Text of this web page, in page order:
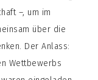
–, um im
über die
Der Anlass:
Wettbewerbs